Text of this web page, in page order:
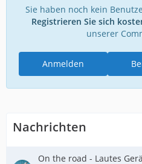
Sie haben noch kein
Registrieren Sie sich
unserer
Anmelden
Nachrichten
On the road - Lautes